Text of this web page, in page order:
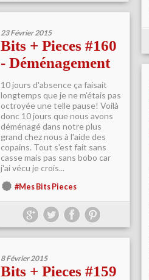
23 Février 2015
Bits + Pieces #160
- Déménagement
10 jours d'absence ça faisait
longtemps que je ne m'étais pas
octroyée une telle pause! Voilà
donc 10 jours que nous avons
déménagé dans notre plus
grand chez nous à l'aide des
copains. Tout s'est fait sans
casse mais pas sans bobo car
j'ai vécu je crois...
#Mes Bits Pieces
8 Février 2015
Bits + Pieces #159